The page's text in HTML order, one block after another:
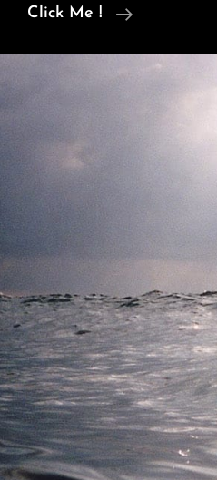
Click Me !
Italia
Puglia